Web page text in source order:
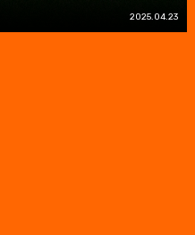
2025.04.23